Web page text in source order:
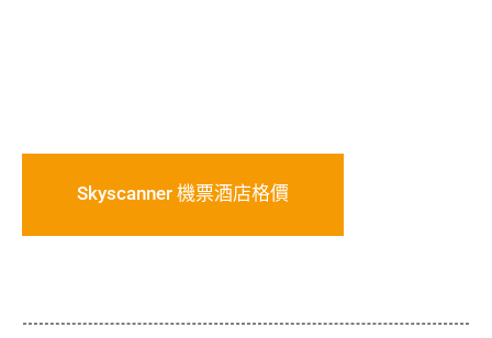
Skyscanner 機票酒店格價